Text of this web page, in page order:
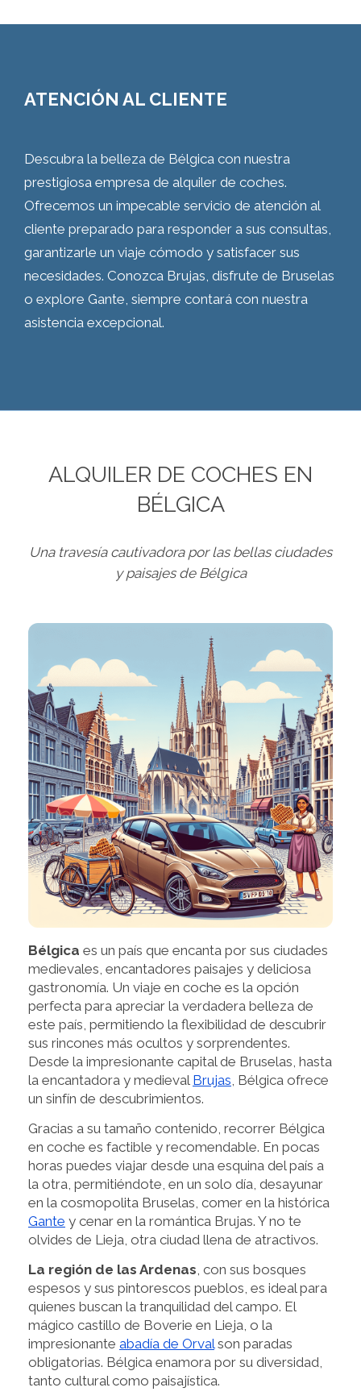
ATENCIÓN AL CLIENTE
Descubra la belleza de Bélgica con nuestra
prestigiosa empresa de alquiler de coches.
Ofrecemos un impecable servicio de atención al
cliente preparado para responder a sus consultas,
garantizarle un viaje cómodo y satisfacer sus
necesidades. Conozca Brujas, disfrute de Bruselas
o explore Gante, siempre contará con nuestra
asistencia excepcional.
ALQUILER DE COCHES EN
BÉLGICA
Una travesía cautivadora por las bellas ciudades
y paisajes de Bélgica
Bélgica es un país que encanta por sus ciudades
medievales, encantadores paisajes y deliciosa
gastronomía. Un viaje en coche es la opción
perfecta para apreciar la verdadera belleza de
este país, permitiendo la flexibilidad de descubrir
sus rincones más ocultos y sorprendentes.
Desde la impresionante capital de Bruselas, hasta
la encantadora y medieval Brujas , Bélgica ofrece
un sinfín de descubrimientos.
Gracias a su tamaño contenido, recorrer Bélgica
en coche es factible y recomendable. En pocas
horas puedes viajar desde una esquina del país a
la otra, permitiéndote, en un solo día, desayunar
en la cosmopolita Bruselas, comer en la histórica
Gante y cenar en la romántica Brujas. Y no te
olvides de Lieja, otra ciudad llena de atractivos.
La región de las Ardenas , con sus bosques
espesos y sus pintorescos pueblos, es ideal para
quienes buscan la tranquilidad del campo. El
mágico castillo de Boverie en Lieja, o la
impresionante abadía de Orvalson paradas
obligatorias. Bélgica enamora por su diversidad,
tanto cultural como paisajística.